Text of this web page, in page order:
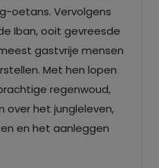
oetans. Vervolgens
Iban, ooit gevreesde
gastvrije mensen
Met hen lopen
regenwoud,
over het jungleleven,
en het aanleggen